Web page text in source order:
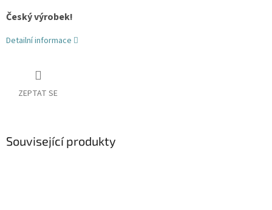
Český výrobek!
Detailní informace
ZEPTAT SE
Související produkty